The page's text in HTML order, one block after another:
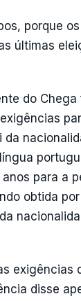
porque
últimas
do
da
para a
obtida
exigências
disse